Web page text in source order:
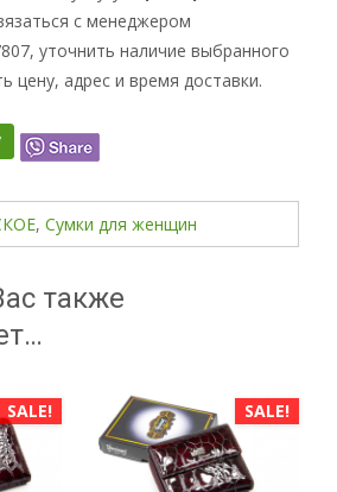
с менеджером
уточнить наличие выбранного
цену, адрес и время доставки.
, Сумки для женщин
также
SALE! SALE!